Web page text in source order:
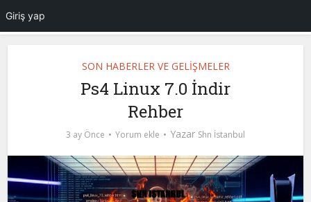
SON HABERLER VE GELİŞMELER
Ps4 Linux 7.0 İndir
Rehber
3 ay Önce Yorum ekle Yazar Shn İstanbul
Giriş yap